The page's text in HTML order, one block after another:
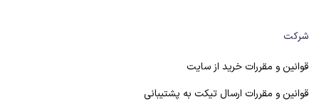
شرکت
قوانین و مقررات خرید از سایت
قوانین و مقررات ارسال تیکت به پشتیبانی